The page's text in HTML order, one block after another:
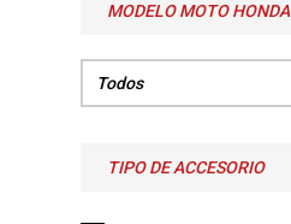
MODELO MOTO HONDA
TIPO DE ACCESORIO